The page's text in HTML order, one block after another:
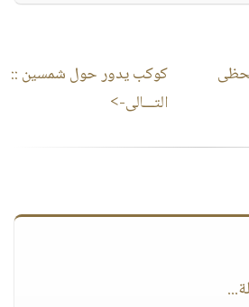
كوكب يدور حول شمسين ::
التـــالى->